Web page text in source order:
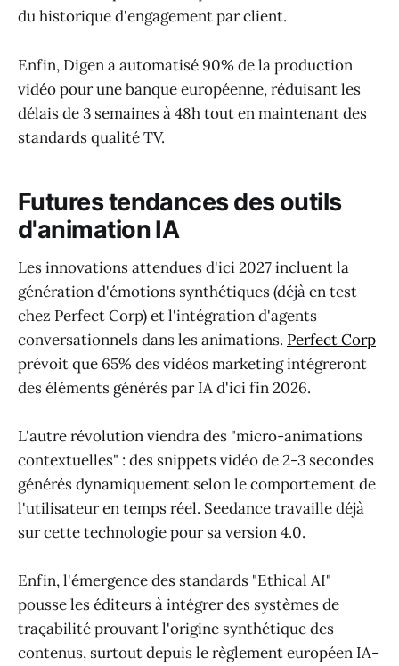
du historique d'engagement par client.
Enfin, Digen a automatisé 90% de la production
vidéo pour une banque européenne, réduisant les
délais de 3 semaines à 48h tout en maintenant des
standards qualité TV.
Futures tendances des outils
d'animation IA
Les innovations attendues d'ici 2027 incluent la
génération d'émotions synthétiques (déjà en test
chez Perfect Corp) et l'intégration d'agents
conversationnels dans les animations. Perfect Corp
prévoit que 65% des vidéos marketing intégreront
des éléments générés par IA d'ici fin 2026.
L'autre révolution viendra des "micro-animations
contextuelles" : des snippets vidéo de 2-3 secondes
générés dynamiquement selon le comportement de
l'utilisateur en temps réel. Seedance travaille déjà
sur cette technologie pour sa version 4.0.
Enfin, l'émergence des standards "Ethical AI"
pousse les éditeurs à intégrer des systèmes de
traçabilité prouvant l'origine synthétique des
contenus, surtout depuis le règlement européen IA-